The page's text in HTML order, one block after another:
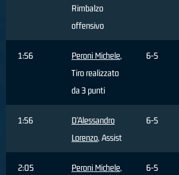
Rimbalzo
offensivo
1:56 Peroni Michele,
Tiro realizzato
da 3 punti
6-5
1:56
D'Alessandro
Lorenzo, Assist
6-5
2:05 Peroni Michele,
6-5